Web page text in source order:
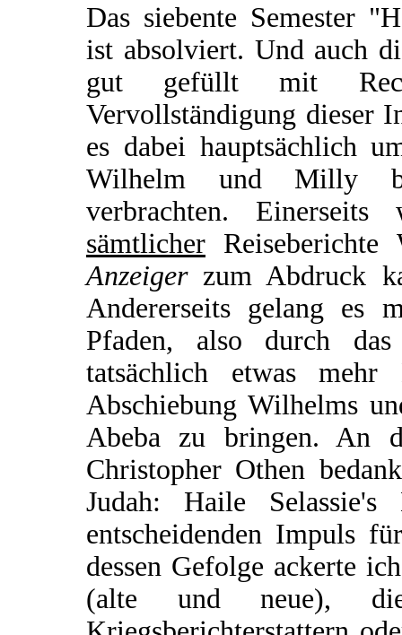
Das siebente Semester
ist absolviert. Und auch
gut gefüllt mit
Vervollständigung dieser
es dabei hauptsächlich
Wilhelm und Milly
verbrachten.
sämtlicher
Anzeigerzum Abdruck
Andererseits gelang es
Pfaden, also durch das
tatsächlich etwas
Abschiebung Wilhelms
Abeba zu bringen. An
Christopher Othen
Judah: Haile
entscheidenden Impuls
dessen Gefolge ackerte
(alte und neue),